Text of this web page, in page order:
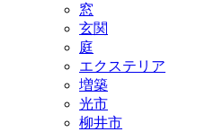
窓
玄関
庭
エクステリア
増築
光市
柳井市